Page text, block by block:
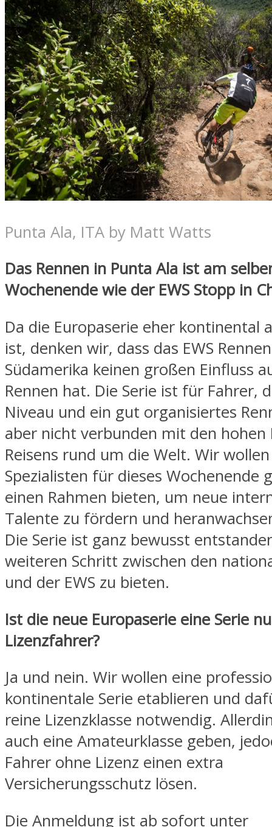
Punta Ala, ITA by Matt Watts
Das Rennen in Punta Ala ist am
Wochenende wie der EWS Stopp in
Da die Europaserie eher kontinental
ist, denken wir, dass das EWS
Südamerika keinen großen Einfluss
Rennen hat. Die Serie ist für Fahrer,
Niveau und ein gut organisiertes
aber nicht verbunden mit den hohen
Reisens rund um die Welt. Wir
Spezialisten für dieses Wochenende
einen Rahmen bieten, um neue
Talente zu fördern und
Die Serie ist ganz bewusst
weiteren Schritt zwischen den
und der EWS zu bieten.
Ist die neue Europaserie eine Serie
Lizenzfahrer?
Ja und nein. Wir wollen eine
kontinentale Serie etablieren und
reine Lizenzklasse notwendig.
auch eine Amateurklasse geben,
Fahrer ohne Lizenz einen extra
Versicherungsschutz lösen.
Die Anmeldung ist ab sofort unter